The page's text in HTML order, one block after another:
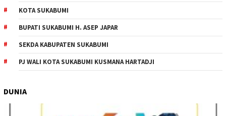
KOTA SUKABUMI
BUPATI SUKABUMI H. ASEP JAPAR
SEKDA KABUPATEN SUKABUMI
PJ WALI KOTA SUKABUMI KUSMANA HARTADJI
DUNIA